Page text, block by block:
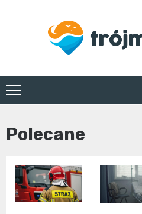
Polecane